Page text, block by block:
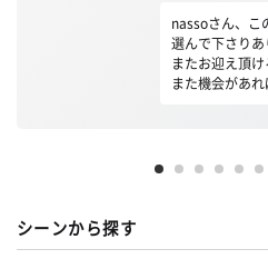
nassoさん、こ
選んで下さり
またお迎え頂
また機会があれ
シーンから探す